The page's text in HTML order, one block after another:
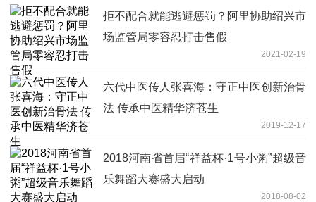
拒不配合就能逃避惩罚？阿里协助绍兴市
场监管局零容忍打击售假
2021-02-19
六代中医传人张喜海：守正中医创新治骨
法 传承中医精华济苍生
2019-12-17
2018河南省首届“祥益杯·1号小粥”超级音
乐舞蹈大赛盛大启动
2018-08-02